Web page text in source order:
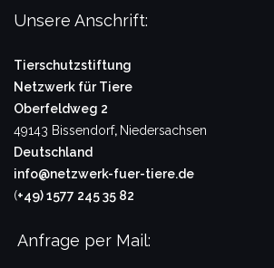
Unsere Anschrift:
Tierschutzstiftung
Netzwerk für Tiere
Oberfeldweg 2
49143 Bissendorf, Niedersachsen
Deutschland
info@netzwerk-fuer-tiere.de
(+49) 1577 245 35 82
Anfrage per Mail: